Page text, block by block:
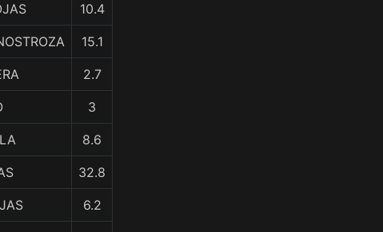
10.4
15.1
2.7
3
8.6
32.8
6.2